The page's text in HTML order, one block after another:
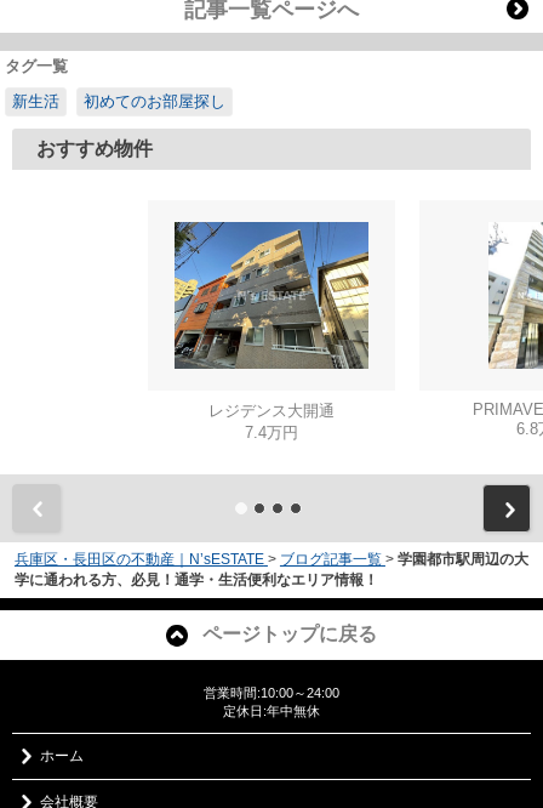
記事一覧ページへ
タグ一覧
新生活
初めてのお部屋探し
おすすめ物件
レジデンス大開通
7.4万円
6.8
兵庫区・長田区の不動産｜N’sESTATE > ブログ記事一覧 > 学園都市駅周辺の大
学に通われる方、必見！通学・生活便利なエリア情報！
ページトップに戻る
営業時間:10:00～24:00
定休日:年中無休
ホーム
会社概要